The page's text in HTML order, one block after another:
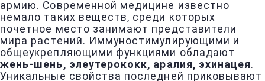
армию. Современной медицине известно
немало таких веществ, среди которых
почетное место занимают представители
мира растений. Иммуностимулирующими и
общеукрепляющими функциями обладают
жень-шень, элеутерококк, аралия, эхинацея.
Уникальные свойства последней приковывают